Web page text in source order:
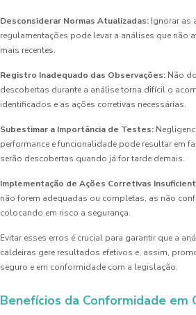
Desconsiderar Normas Atualizadas: Ignorar as
regulamentações pode levar a análises que não
mais recentes.
Registro Inadequado das Observações: Não
descobertas durante a análise torna difícil o
identificados e as ações corretivas necessárias.
Subestimar a Importância de Testes:
performance e funcionalidade pode resultar em
serão descobertas quando já for tarde demais.
Implementação de Ações Corretivas
não forem adequadas ou completas, as não
colocando em risco a segurança.
Evitar esses erros é crucial para garantir que a
caldeiras gere resultados efetivos e, assim,
seguro e em conformidade com a legislação.
Benefícios da Conformidade em